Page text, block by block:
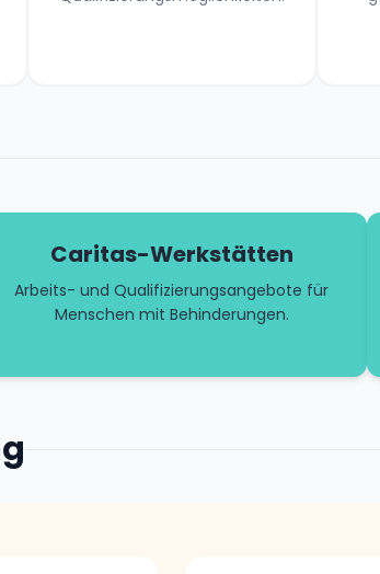
Caritas-Werkstätten
Arbeits- und Qualifizierungsangebote für
Menschen mit Behinderungen.